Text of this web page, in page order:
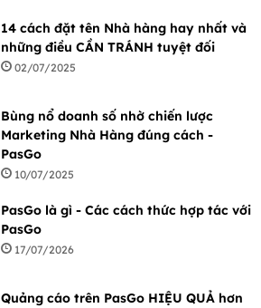
14 cách đặt tên Nhà hàng hay nhất và
những điều CẦN TRÁNH tuyệt đối
02/07/2025
Bùng nổ doanh số nhờ chiến lược
Marketing Nhà Hàng đúng cách -
PasGo
10/07/2025
PasGo là gì - Các cách thức hợp tác với
PasGo
17/07/2026
Quảng cáo trên PasGo HIỆU QUẢ hơn